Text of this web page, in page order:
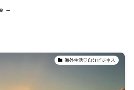
–
海外生活♡自分ビジネス